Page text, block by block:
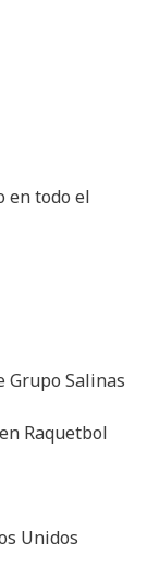
en todo el
Grupo Salinas
Raquetbol
Unidos